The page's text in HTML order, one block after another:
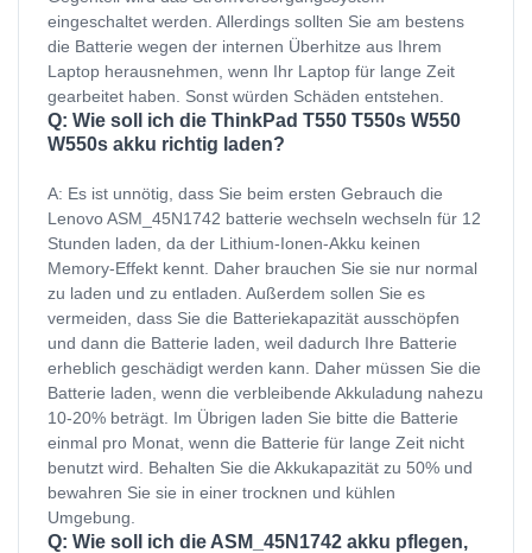
eingeschaltet werden. Allerdings sollten Sie am bestens
die Batterie wegen der internen Überhitze aus Ihrem
Laptop herausnehmen, wenn Ihr Laptop für lange Zeit
gearbeitet haben. Sonst würden Schäden entstehen.
Q: Wie soll ich die ThinkPad T550 T550s W550
W550s akku richtig laden?
A: Es ist unnötig, dass Sie beim ersten Gebrauch die
Lenovo ASM_45N1742 batterie wechseln wechseln für 12
Stunden laden, da der Lithium-Ionen-Akku keinen
Memory-Effekt kennt. Daher brauchen Sie sie nur normal
zu laden und zu entladen. Außerdem sollen Sie es
vermeiden, dass Sie die Batteriekapazität ausschöpfen
und dann die Batterie laden, weil dadurch Ihre Batterie
erheblich geschädigt werden kann. Daher müssen Sie die
Batterie laden, wenn die verbleibende Akkuladung nahezu
10-20% beträgt. Im Übrigen laden Sie bitte die Batterie
einmal pro Monat, wenn die Batterie für lange Zeit nicht
benutzt wird. Behalten Sie die Akkukapazität zu 50% und
bewahren Sie sie in einer trocknen und kühlen
Umgebung.
Q: Wie soll ich die ASM_45N1742 akku pflegen,